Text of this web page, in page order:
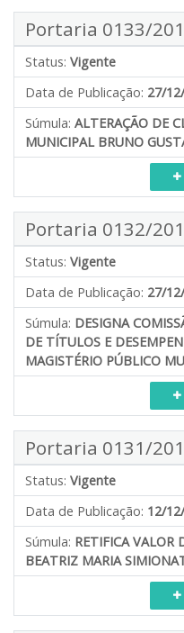
Portaria 0133/
Status: Vigente
Data de Publicação: 27/
Súmula: ALTERAÇÃO DE
MUNICIPAL BRUNO
Portaria 0132/
Status: Vigente
Data de Publicação: 27/
Súmula: DESIGNA
DE TÍTULOS E
MAGISTÉRIO PÚBLICO
Portaria 0131/
Status: Vigente
Data de Publicação: 12/
Súmula: RETIFICA VALOR
BEATRIZ MARIA